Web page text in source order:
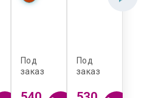
Под
заказ
Под
заказ